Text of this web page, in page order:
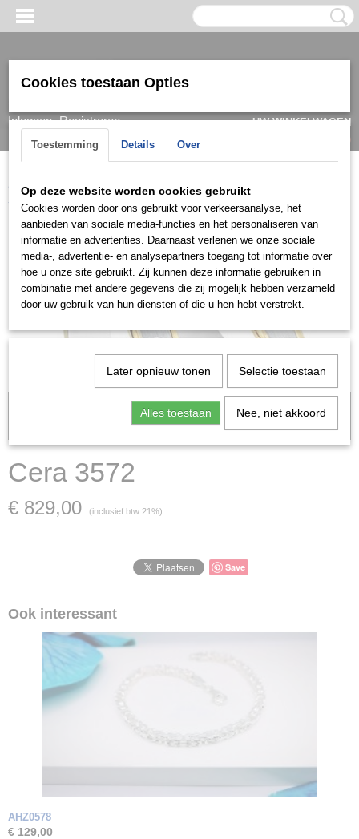
Inloggen Registreren
UW WINKELWAGEN
(0)
Home > > Trouwringen / Wedding Cera collectie
3572
Let op: het kan voorkomen dat het product onlangs in de zaak is
verkocht; in dat geval nemen wij contact met u op.
Cera 3572
€ 829,00 (inclusief btw 21%)
Save
Ook interessant
AHZ0578
€ 129,00
Cookies toestaan Opties
Toestemming Details Over
Op deze website worden cookies gebruikt
Cookies worden door ons gebruikt voor verkeersanalyse, het
aanbieden van sociale media-functies en het personaliseren van
informatie en advertenties. Daarnaast verlenen we onze sociale
media-, advertentie- en analysepartners toegang tot informatie over
hoe u onze site gebruikt. Zij kunnen deze informatie gebruiken in
combinatie met andere gegevens die zij mogelijk hebben verzameld
door uw gebruik van hun diensten of die u hen hebt verstrekt.
Later opnieuw tonen Selectie toestaan
Alles toestaan Nee, niet akkoord